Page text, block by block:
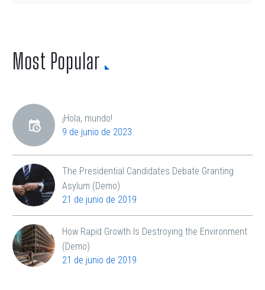
Most Popular
¡Hola, mundo!
9 de junio de 2023
The Presidential Candidates Debate Granting
Asylum (Demo)
21 de junio de 2019
How Rapid Growth Is Destroying the Environment
(Demo)
21 de junio de 2019